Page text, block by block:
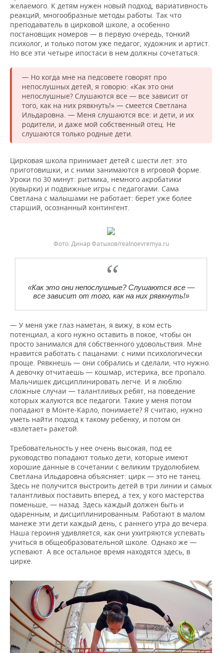
желаемого. К детям нужен новый подход, вариативность
реакций, многообразные методы работы. Так что
преподаватель в цирковой школе, а особенно
постановщик номеров — в первую очередь, тонкий
психолог, и только потом уже педагог, художник и артист.
Но все эти четыре ипостаси в нем должны сочетаться.
— Но когда мне на педсовете говорят про
непослушных детей, я говорю: «Как это они
непослушные? Слушаются все — все зависит от
того, как на них рявкнуть!» — смеется Светлана
Ильдаровна. — Меня слушаются все: и дети, и их
родители, и даже мой собственный отец. Не
слушаются только родные дети.
Цирковая школа принимает детей с шести лет: это
приготовишки, и с ними занимаются в игровой форме.
Уроки по 30 минут: ритмика, немного акробатики
(кувырки) и подвижные игры с педагогами. Сама
Светлана с малышами не работает: берет уже более
старший, осознанный контингент.
Фото: Динар Фатыхов/realnoevremya.ru
«Как это они непослушные? Слушаются все —
все зависит от того, как на них рявкнуть!»
— У меня уже глаз наметан, я вижу, в ком есть
потенциал, а кого нужно оставить в покое, чтобы он
просто занимался для собственного удовольствия. Мне
нравится работать с пацанами: с ними психологически
проще. Рявкнешь — они собрались и сделали, что нужно.
А девочку отчитаешь — кошмар, истерика, все пропало.
Мальчишек дисциплинировать легче. И я люблю
сложные случаи — талантливых ребят, на поведение
которых жалуются все педагоги. Такие у меня потом
попадают в Монте-Карло, понимаете? Я считаю, нужно
уметь найти подход к такому ребенку, и потом он
«взлетает» ракетой.
Требовательность у нее очень высокая, под ее
руководство попадают только дети, которые имеют
хорошие данные в сочетании с великим трудолюбием.
Светлана Ильдаровна объясняет: цирк — это не танец.
Здесь не получится выстроить детей в три линии и самых
талантливых поставить вперед, а тех, у кого мастерства
поменьше, — назад. Здесь каждый должен быть и
одаренным, и дисциплинированным. Работают в малом
манеже эти дети каждый день, с раннего утра до вечера.
Наша героиня удивляется, как они ухитряются успевать
учиться в общеобразовательной школе. Однако же —
успевают. А все остальное время находятся здесь, в
цирке.